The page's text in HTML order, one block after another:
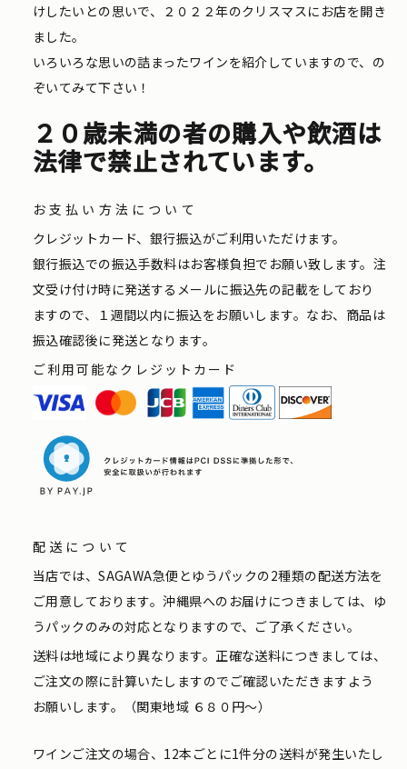
けしたいとの思いで、２０２２年のクリスマスにお店を開き
ました。
いろいろな思いの詰まったワインを紹介していますので、の
ぞいてみて下さい！
２０歳未満の者の購入や飲酒は
法律で禁止されています。
お支払い方法について
クレジットカード、銀行振込がご利用いただけます。
銀行振込での振込手数料はお客様負担でお願い致します。注
文受け付け時に発送するメールに振込先の記載をしており
ますので、１週間以内に振込をお願いします。なお、商品は
振込確認後に発送となります。
ご利用可能なクレジットカード
配送について
当店では、SAGAWA急便とゆうパックの2種類の配送方法を
ご用意しております。沖縄県へのお届けにつきましては、ゆ
うパックのみの対応となりますので、ご了承ください。
送料は地域により異なります。正確な送料につきましては、
ご注文の際に計算いたしますのでご確認いただきますよう
お願いします。（関東地域 ６８０円〜）
ワインご注文の場合、12本ごとに1件分の送料が発生いたし